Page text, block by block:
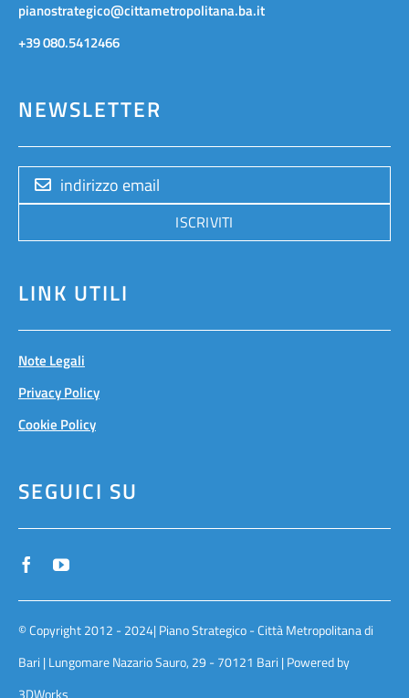
pianostrategico@cittametropolitana.ba.it
+39 080.5412466
NEWSLETTER
ISCRIVITI
LINK UTILI
Note Legali
Privacy Policy
Cookie Policy
SEGUICI SU
© Copyright 2012 - 2024| Piano Strategico - Città Metropolitana di
Bari | Lungomare Nazario Sauro, 29 - 70121 Bari | Powered by
3DWorks